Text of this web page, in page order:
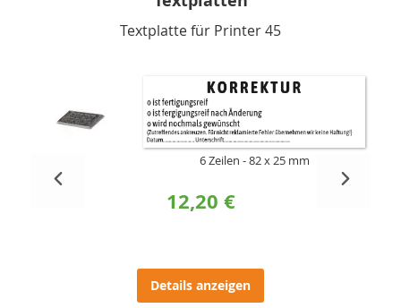
Textplatte für Printer 45
6 Zeilen 82 x 25 mm
12,20 €
Details anzeigen